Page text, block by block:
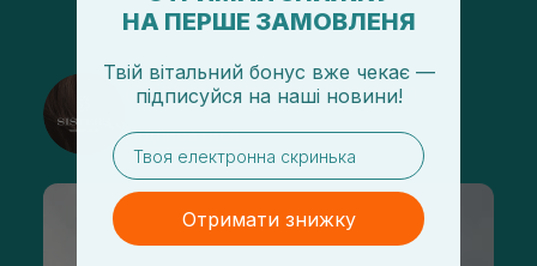
@sisters_stelmakh в Instagram
Підписатися
НА ПЕРШЕ ЗАМОВЛЕНЯ
Твій вітальний бонус вже чекає —
підписуйся на наші новини!
email
Отримати знижку